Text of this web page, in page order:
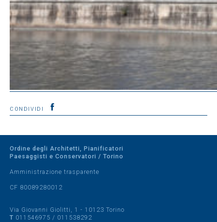
CONDIVIDI
Ordine degli Architetti, Pianificatori
Paesaggisti e Conservatori / Torino
Amministrazione trasparente
CF 80089280012
Via Giovanni Giolitti, 1 - 10123 Torino
T 011546975 / 011538292